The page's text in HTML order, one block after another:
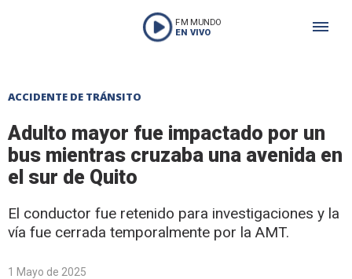
FM MUNDO
EN VIVO
ACCIDENTE DE TRÁNSITO
Adulto mayor fue impactado por un
bus mientras cruzaba una avenida en
el sur de Quito
El conductor fue retenido para investigaciones y la
vía fue cerrada temporalmente por la AMT.
1 Mayo de 2025